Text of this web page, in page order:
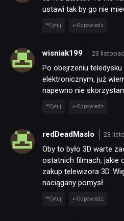
ustawi tak by go nie
Cytuj Odpowiedz
wisniak199 23
Po obejrzeniu
elektronicznym, już
napewno nie
Cytuj Odpowiedz
redDeadMaslo 23
Oby to było 3D warte
ostatnich filmach, jakie
zakup telewizora 3D.
naciągany pomysł.
Cytuj Odpowiedz